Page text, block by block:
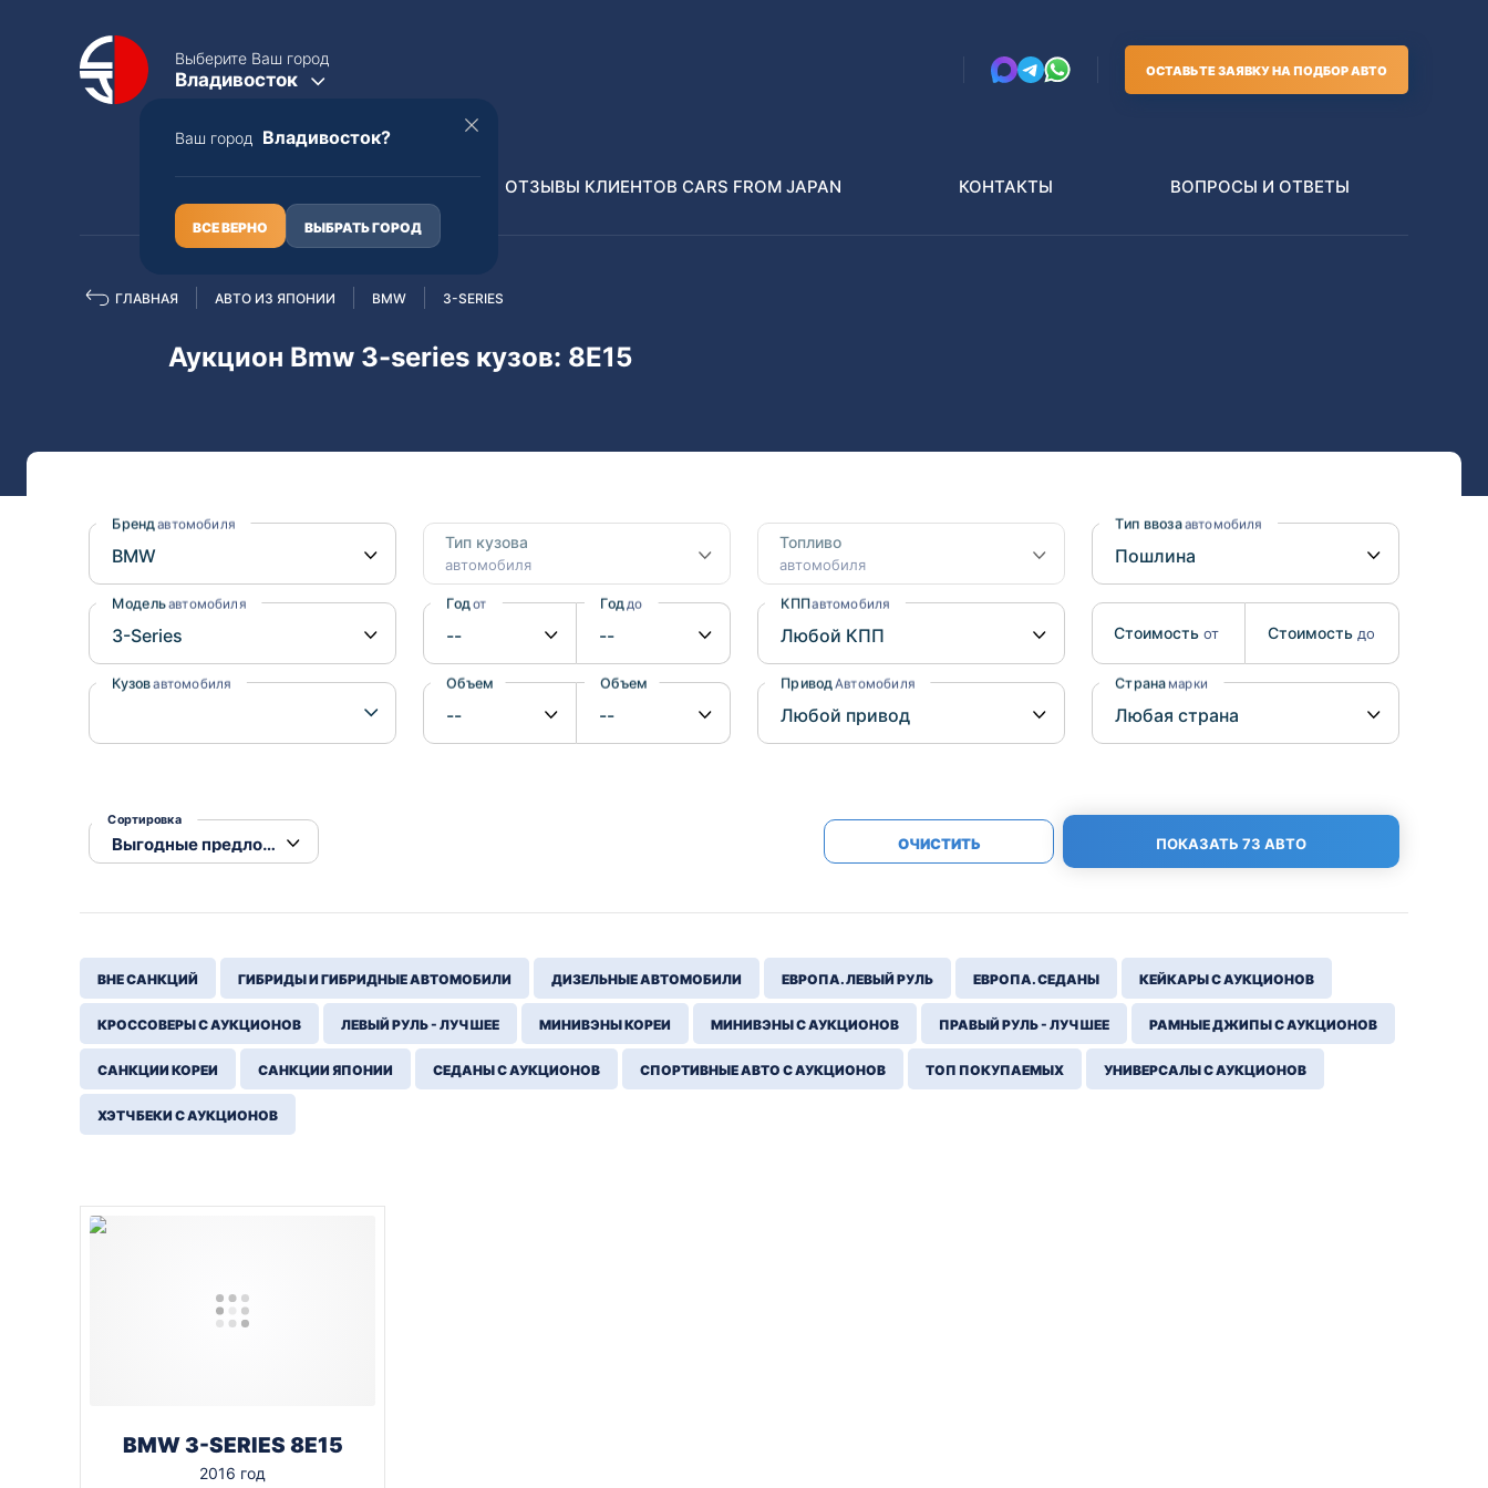
Выберите Ваш город
Владивосток
Ваш город Владивосток?
ВСЕ ВЕРНО ВЫБРАТЬ ГОРОД
ОСТАВЬТЕ ЗАЯВКУ НА ПОДБОР АВТО
Полная пошлина
Nissan
Suzuki
Subaru
Mercedes-Benz
Nissan
Mazda
Mitsubishi
Subaru
Suzuki
Lexus
Audi
Nissan
Mitsubishi
Isuzu
Hino
ОТЗЫВЫ КЛИЕНТОВ CARS FROM JAPAN КОНТАКТЫ ВОПРОСЫ И ОТВЕТЫ
ГЛАВНАЯ АВТО ИЗ ЯПОНИИ BMW 3-SERIES
Аукцион Bmw 3-series кузов: 8E15
Бренд автомобиля
Модельавтомобиля
Кузовавтомобиля
Тип кузова
автомобиля
Год от Год до
Объем от Объем до
Топливо
автомобиля
КППавтомобиля
Привод Автомобиля
Тип ввозаавтомобиля
Стоимость от Стоимость до
Страна марки
Сортировка
ОЧИСТИТЬ ПОКАЗАТЬ 73 АВТО
ВНЕ САНКЦИЙ ГИБРИДЫ И ГИБРИДНЫЕ АВТОМОБИЛИ ДИЗЕЛЬНЫЕ АВТОМОБИЛИ ЕВРОПА. ЛЕВЫЙ РУЛЬ ЕВРОПА. СЕДАНЫ КЕЙКАРЫ С АУКЦИОНОВ
КРОССОВЕРЫ С АУКЦИОНОВ ЛЕВЫЙ РУЛЬ - ЛУЧШЕЕ МИНИВЭНЫ КОРЕИ МИНИВЭНЫ С АУКЦИОНОВ ПРАВЫЙ РУЛЬ - ЛУЧШЕЕ РАМНЫЕ ДЖИПЫ С АУКЦИОНОВ
САНКЦИИ КОРЕИ САНКЦИИ ЯПОНИИ СЕДАНЫ С АУКЦИОНОВ СПОРТИВНЫЕ АВТО С АУКЦИОНОВ ТОП ПОКУПАЕМЫХ УНИВЕРСАЛЫ С АУКЦИОНОВ
ХЭТЧБЕКИ С АУКЦИОНОВ
BMW 3-SERIES 8E15
2016 год